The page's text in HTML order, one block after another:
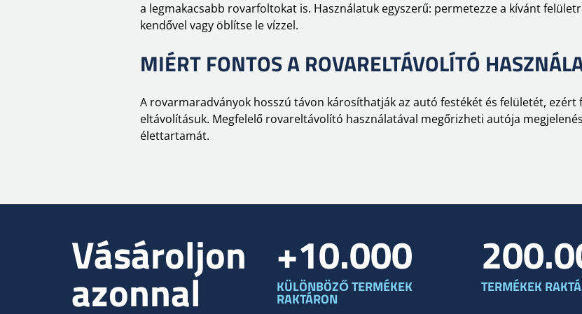
a legmakacsabb rovarfoltokat is. Használatuk egyszerű: permetezze a kívánt
kendővel vagy öblítse le vízzel.
MIÉRT FONTOS A ROVARELTÁVOLÍTÓ
A rovarmaradványok hosszú távon károsíthatják az autó festékét és felületét,
eltávolításuk. Megfelelő rovareltávolító használatával megőrizheti autója
élettartamát.
Vásároljon
azonnal
+10.000
KÜLÖNBÖZŐ TERMÉKEK
RAKTÁRON
TERMÉKEK